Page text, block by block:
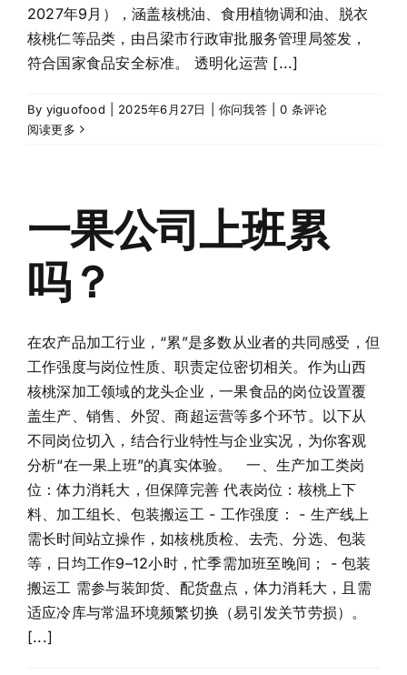
2027年9月），涵盖核桃油、食用植物调和油、脱衣
核桃仁等品类，由吕梁市行政审批服务管理局签发，
符合国家食品安全标准。 透明化运营 [...]
By yiguofood 2025年6月27日 你问我答
0 条评论
阅读更多
一果公司上班累
吗？
在农产品加工行业，“累”是多数从业者的共同感受，但
工作强度与岗位性质、职责定位密切相关。作为山西
核桃深加工领域的龙头企业，一果食品的岗位设置覆
盖生产、销售、外贸、商超运营等多个环节。以下从
不同岗位切入，结合行业特性与企业实况，为你客观
分析“在一果上班”的真实体验。 一、生产加工类岗
位：体力消耗大，但保障完善 代表岗位：核桃上下
料、加工组长、包装搬运工 - 工作强度： - 生产线上
需长时间站立操作，如核桃质检、去壳、分选、包装
等，日均工作9–12小时，忙季需加班至晚间； - 包装
搬运工 需参与装卸货、配货盘点，体力消耗大，且需
适应冷库与常温环境频繁切换（易引发关节劳损）。
[...]